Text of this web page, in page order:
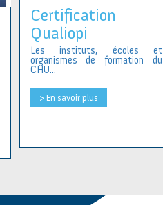
Certification
Qualiopi
Les instituts, écoles et
organismes de formation du
CHU...
> En savoir plus